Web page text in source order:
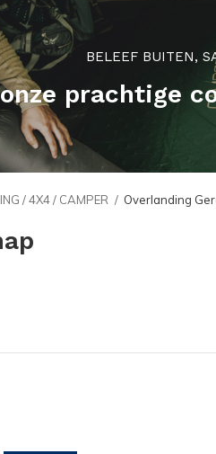
BELEEF BUITEN,
prachtige
/ 4X4 / CAMPER Overlanding